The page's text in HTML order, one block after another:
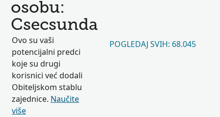
osobu:
Csecsunda
Ovo su vaši
potencijalni predci
koje su drugi
korisnici već dodali
Obiteljskom stablu
zajednice. Naučite
više
POGLEDAJ SVIH: 68.045